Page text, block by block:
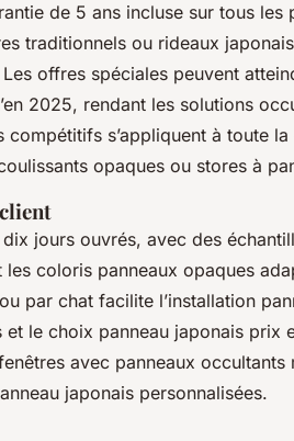
de 5 ans incluse sur tous les
traditionnels ou rideaux
offres spéciales peuvent
2025, rendant les solutions
s’appliquent à toute la
opaques ou stores à
jours ouvrés, avec des
coloris panneaux opaques
par chat facilite l’installation
le choix panneau japonais prix
avec panneaux occultants
japonais personnalisées.